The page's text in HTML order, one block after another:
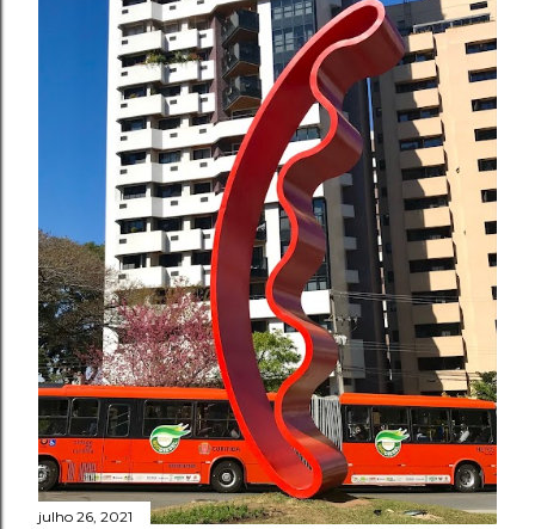
julho 26, 2021